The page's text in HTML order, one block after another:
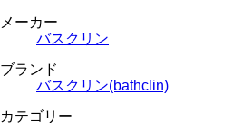
メーカー
バスクリン
ブランド
バスクリン(bathclin)
カテゴリー